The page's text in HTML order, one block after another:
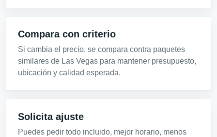
Compara con criterio
Si cambia el precio, se compara contra paquetes
similares de Las Vegas para mantener presupuesto,
ubicación y calidad esperada.
Solicita ajuste
Puedes pedir todo incluido, mejor horario, menos